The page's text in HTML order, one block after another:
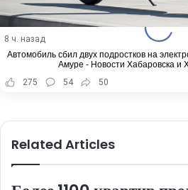
8 ч. назад
Автомобиль сбил двух подростков на
Амуре - Новости Хабаровска и
275
54 50
Related Articles